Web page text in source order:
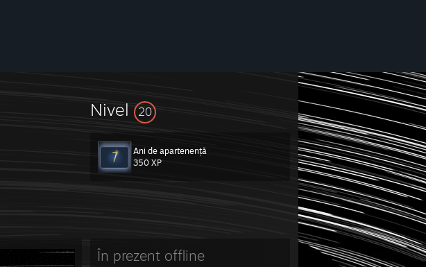
Nivel 20
Ani de apartenență
350 XP
În prezent offline